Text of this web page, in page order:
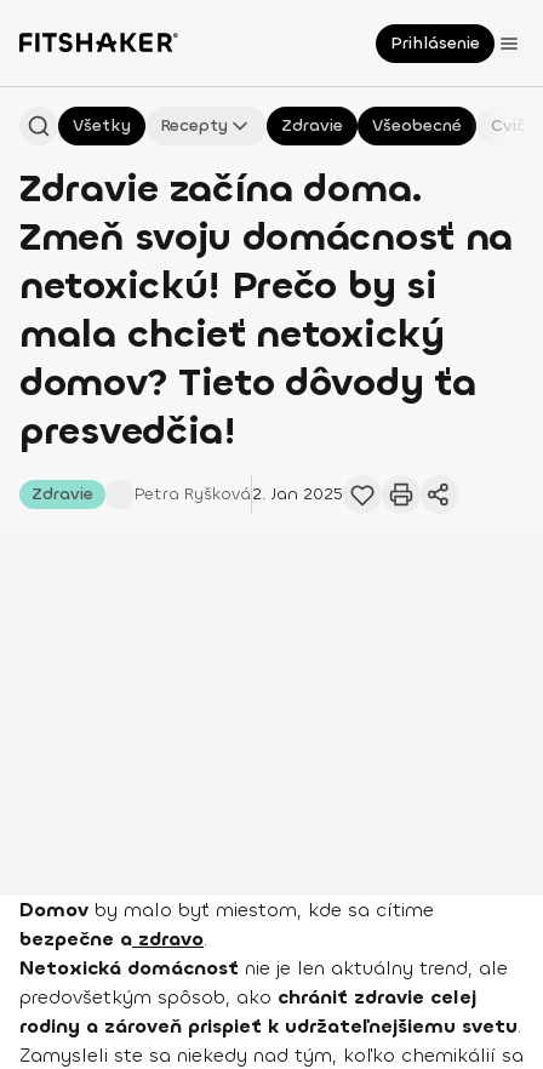
Prihlásenie
Všetky Recepty Zdravie Všeobecné
Zdravie začína doma.
Zmeň svoju domácnosť na
netoxickú! Prečo by si
mala chcieť netoxický
domov? Tieto dôvody ťa
presvedčia!
Zdravie Petra Ryšková2. Jan 2025
Domov by malo byť miestom, kde sa cítime
bezpečne a zdravo.
Netoxická domácnosť nie je len aktuálny trend, ale
predovšetkým spôsob, ako chrániť zdravie celej
rodiny a zároveň prispieť k udržateľnejšiemu svetu.
Zamysleli ste sa niekedy nad tým, koľko chemikálií sa